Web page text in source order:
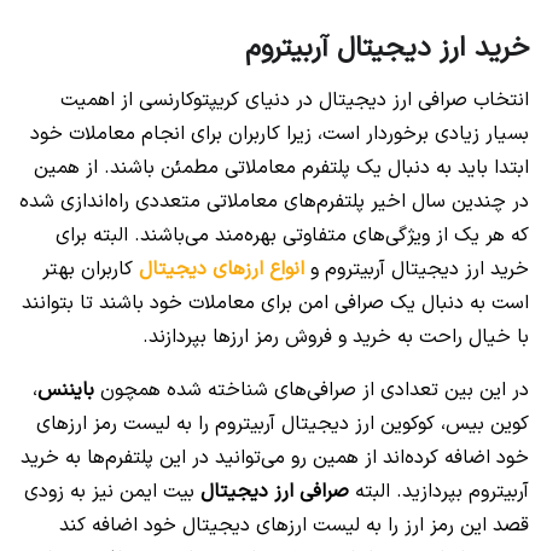
خرید ارز دیجیتال آربیتروم
انتخاب صرافی ارز دیجیتال در دنیای کریپتوکارنسی از اهمیت
بسیار زیادی برخوردار است، زیرا کاربران برای انجام معاملات خود
ابتدا باید به دنبال یک پلتفرم معاملاتی مطمئن باشند. از همین
در چندین سال اخیر پلتفرم‌های معاملاتی متعددی راه‌اندازی شده
که هر یک از ویژگی‌های متفاوتی بهره‌مند می‌باشند. البته برای
خرید ارز دیجیتال آربیتروم و انواع ارزهای دیجیتال کاربران بهتر
است به دنبال یک صرافی امن برای معاملات خود باشند تا بتوانند
با خیال راحت به خرید و فروش رمز ارزها بپردازند.
در این بین تعدادی از صرافی‌های شناخته شده همچون بایننس،
کوین بیس، کوکوین ارز دیجیتال آربیتروم را به لیست رمز ارزهای
خود اضافه کرده‌اند از همین رو می‌توانید در این پلتفرم‌ها به خرید
آربیتروم بپردازید. البته صرافی ارز دیجیتال بیت ایمن نیز به زودی
قصد این رمز ارز را به لیست ارزهای دیجیتال خود اضافه کند